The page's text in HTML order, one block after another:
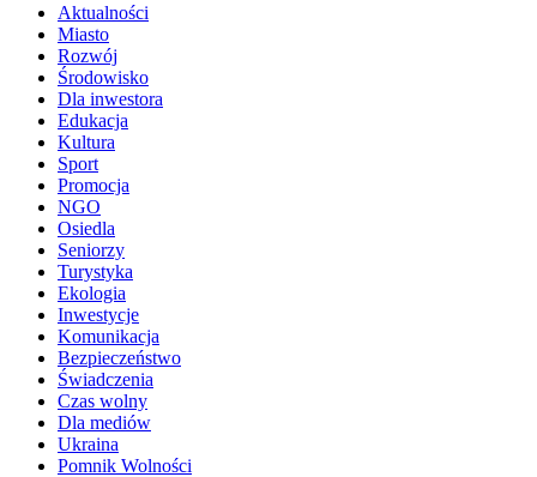
Aktualności
Miasto
Rozwój
Środowisko
Dla inwestora
Edukacja
Kultura
Sport
Promocja
NGO
Osiedla
Seniorzy
Turystyka
Ekologia
Inwestycje
Komunikacja
Bezpieczeństwo
Świadczenia
Czas wolny
Dla mediów
Ukraina
Pomnik Wolności